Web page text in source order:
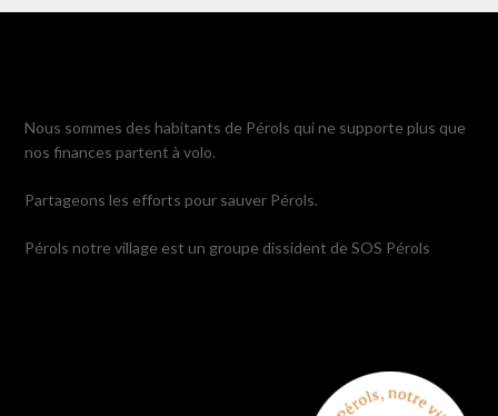
Nous sommes des habitants de Pérols qui ne supporte plus que
nos finances partent à volo.
Partageons les efforts pour sauver Pérols.
Pérols notre village est un groupe dissident de SOS Pérols